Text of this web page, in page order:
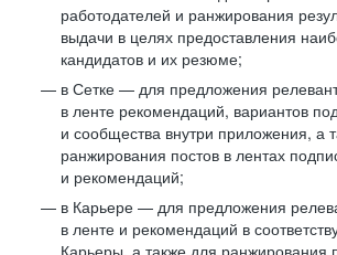
работодателей и ранжирования
выдачи в целях предоставления
кандидатов и их резюме;
в Сетке — для предложения
в ленте рекомендаций, вариантов
и сообщества внутри приложения, а
ранжирования постов в лентах
и рекомендаций;
в Карьере — для предложения
в ленте и рекомендаций в
Карьеры, а также для ранжирования